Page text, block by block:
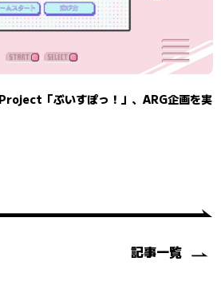
「ぶいすぽっ！」、ARG企画を実
記事一覧